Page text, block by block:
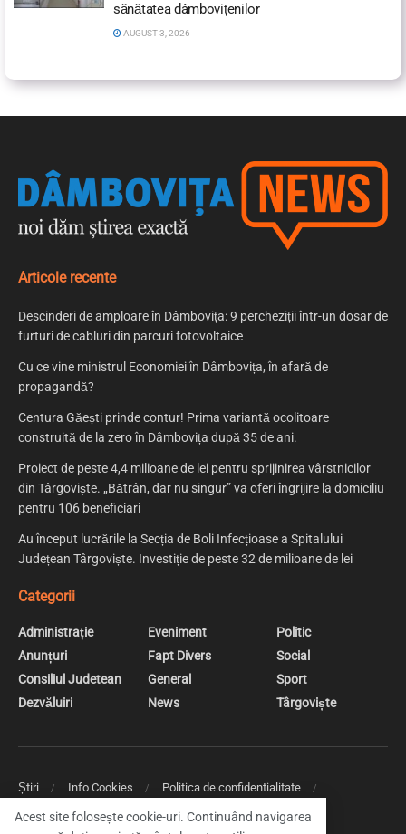
sănătatea dâmbovițenilor
AUGUST 3, 2026
Articole recente
Descinderi de amploare în Dâmbovița: 9 percheziții într-un dosar de
furturi de cabluri din parcuri fotovoltaice
Cu ce vine ministrul Economiei în Dâmbovița, în afară de
propagandă?
Centura Găești prinde contur! Prima variantă ocolitoare
construită de la zero în Dâmbovița după 35 de ani.
Proiect de peste 4,4 milioane de lei pentru sprijinirea vârstnicilor
din Târgoviște. „Bătrân, dar nu singur” va oferi îngrijire la domiciliu
pentru 106 beneficiari
Au început lucrările la Secția de Boli Infecțioase a Spitalului
Județean Târgoviște. Investiție de peste 32 de milioane de lei
Categorii
Administrație
Anunțuri
Consiliul Judetean
Dezvăluiri
Eveniment
Fapt Divers
General
News
Politic
Social
Sport
Târgoviște
Știri Info Cookies
Politica de confidentialitate
Acest site folosește cookie-uri. Continuând navigarea